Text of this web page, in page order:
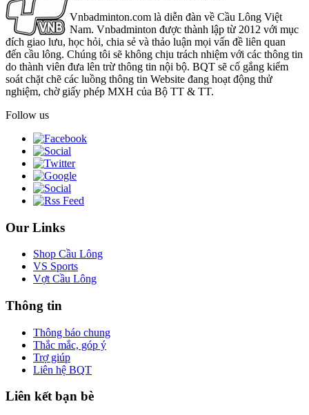
Vnbadminton.com là diễn đàn về Cầu Lông Việt
Nam. Vnbadminton được thành lập từ 2012 với mục
đích giao lưu, học hỏi, chia sẻ và thảo luận mọi vấn đề liên quan
đến cầu lông. Chúng tôi sẽ không chịu trách nhiệm với các thông tin
do thành viên đưa lên trừ thông tin nội bộ. BQT sẽ cố gắng kiểm
soát chặt chẽ các luồng thông tin Website đang hoạt động thử
nghiệm, chờ giấy phép MXH của Bộ TT & TT.
Follow us
Our Links
Shop Cầu Lông
VS Sports
Vợt Cầu Lông
Thông tin
Thông báo chung
Thắc mắc, góp ý
Trợ giúp
Liên hệ BQT
Liên kết bạn bè